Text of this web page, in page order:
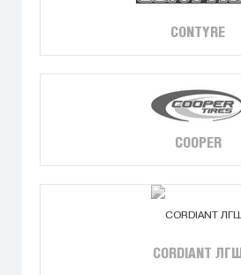
CONTYRE
COOPER
CORDIANT ЛГШ